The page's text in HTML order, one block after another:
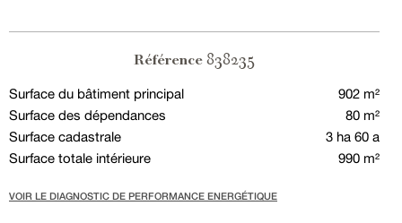
Référence 838235
Surface du bâtiment principal
902 m²
Surface des dépendances
80 m²
Surface cadastrale
3 ha 60 a
Surface totale intérieure
990 m²
VOIR LE DIAGNOSTIC DE PERFORMANCE ENERGÉTIQUE